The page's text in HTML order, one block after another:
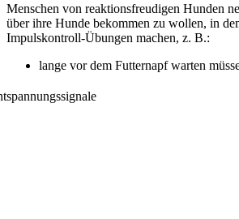
Menschen von reaktionsfreudigen Hunden
über ihre Hunde bekommen zu wollen, in
Impulskontroll-Übungen machen, z. B.:
lange vor dem Futternapf warten